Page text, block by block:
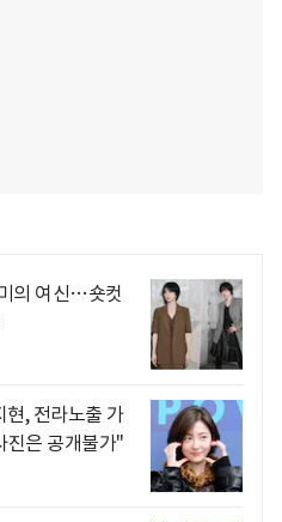
의 여신…숏컷
, 전라노출 가
진은 공개불가"